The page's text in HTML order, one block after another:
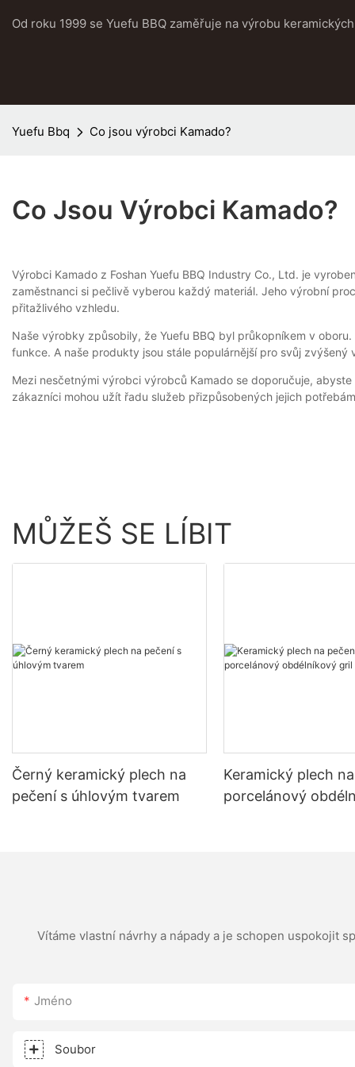
Od roku 1999 se Yuefu BBQ zaměřuje na výrobu
Yuefu Bbq Co jsou výrobci Kamado?
Co Jsou Výrobci Kamado?
Výrobci Kamado z Foshan Yuefu BBQ Industry Co., Ltd. je
zaměstnanci si pečlivě vyberou každý materiál. Jeho výrobní
přitažlivého vzhledu.
Naše výrobky způsobily, že Yuefu BBQ byl průkopníkem v
funkce. A naše produkty jsou stále populárnější pro svůj
Mezi nesčetnými výrobci výrobců Kamado se doporučuje,
zákazníci mohou užít řadu služeb přizpůsobených jejich
MŮŽEŠ SE LÍBIT
Černý keramický plech na
pečení s úhlovým tvarem
Keramický plech
porcelánový
Vítáme vlastní návrhy a nápady a je schopen uspokojit
Jméno
Soubor